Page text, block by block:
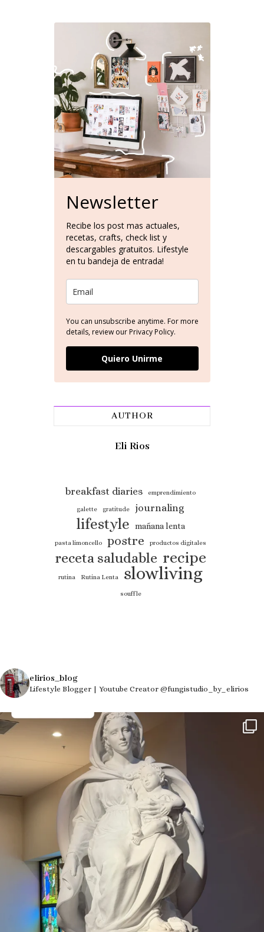
Newsletter
Recibe los post mas actuales,
recetas, crafts, check list y
descargables gratuitos. Lifestyle
en tu bandeja de entrada!
You can unsubscribe anytime. For more
details, review our Privacy Policy.
Quiero Unirme
AUTHOR
Eli Rios
breakfast diaries emprendimiento
galette gratitude journaling
lifestyle mañana lenta
pasta limoncello postre productos digitales
receta saludable recipe
rutina Rutina Lenta slowliving
souffle
elirios_blog
Lifestyle Blogger | Youtube Creator @fungistudio_by_elirios